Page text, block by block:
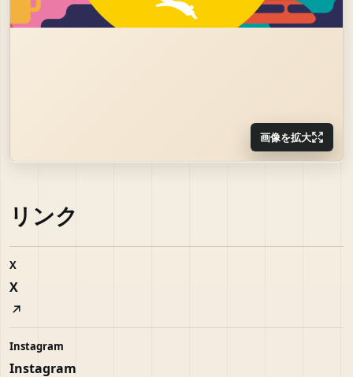
画像を拡大
リンク
X
X
Instagram
Instagram